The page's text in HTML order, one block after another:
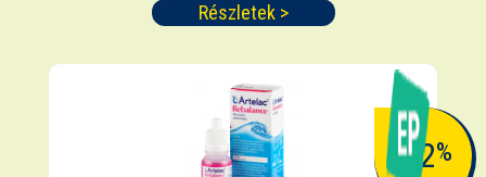
Részletek >
-12%